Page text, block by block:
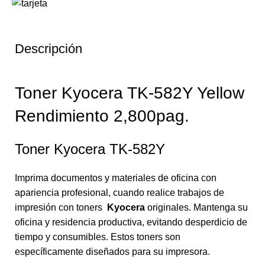
Descripción
Toner Kyocera TK-582Y Yellow
Rendimiento 2,800pag.
Toner Kyocera TK-582Y
Imprima documentos y materiales de oficina con
apariencia profesional, cuando realice trabajos de
impresión con toners
Kyocera originales. Mantenga su
oficina y residencia productiva, evitando desperdicio de
tiempo y consumibles. Estos toners son
específicamente diseñados para su impresora.